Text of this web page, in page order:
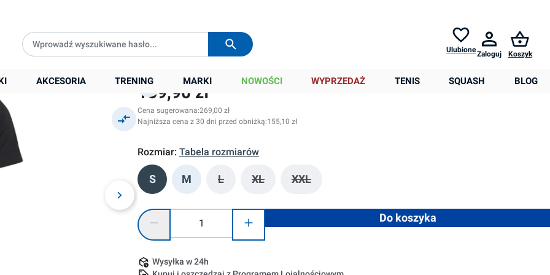
UlubioneZaloguj Koszyk
AKCESORIA TRENING MARKI NOWOŚCI WYPRZEDAŻ TENIS SQUASH BLOG
white
159,90 zł
Cena sugerowana:269,00 zł
Najniższa cena z 30 dni przed obniżką:155,10 zł
Rozmiar: Tabela rozmiarów
S M L(Ta opcja jest obecnie niedostępna.)
XL(Ta opcja jest obecnie niedostępna.)
XXL(Ta opcja jest obecnie niedostępna.)
Ilość produktu: Wprowadź żądaną ilość lub użyj przycisków, aby zwiększyć lub zmniejszyć
Do koszyka
Wysyłka w 24h